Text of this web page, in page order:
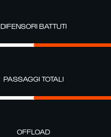
DIFENSORI BATTUTI
PASSAGGI TOTALI
OFFLOAD